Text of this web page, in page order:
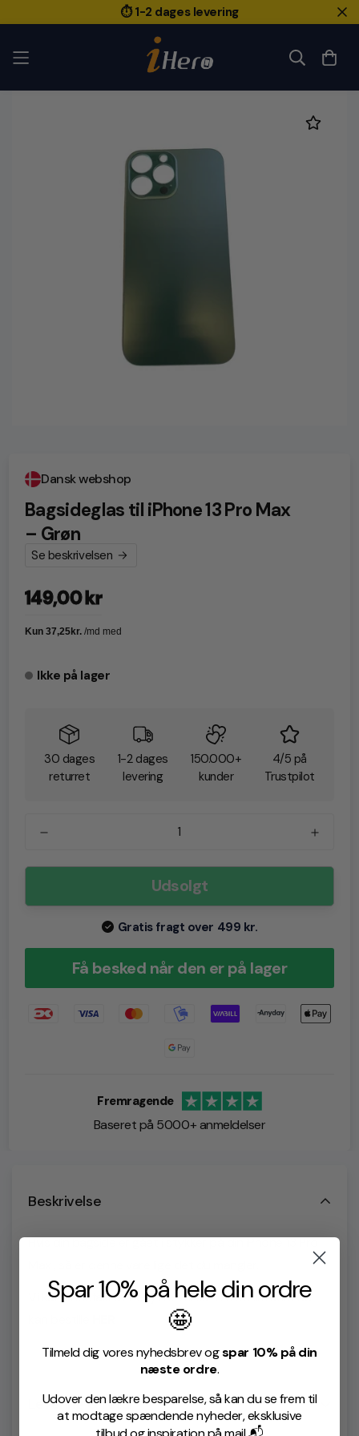
⏱️ 1-2 dages levering
Dansk webshop
Bagsideglas til iPhone 13 Pro Max
– Grøn
Se beskrivelsen
Normalpris
149,00 kr
Ikke på lager
30 dages
returret
1-2 dages
levering
150.000+
kunder
4/5 på
Trustpilot
Udsolgt
Gratis fragt over 499 kr.
Få besked når den er på lager
Fremragende
Baseret på 5000+ anmeldelser
Beskrivelse
Hvis din bagside er gået i stykker på din iPhone 13 Pro
Vi kan anbefale at benytte vores B7000 lim som du
Levering & retur
Spar 10% på hele din ordre
🤩
Tilmeld dig vores nyhedsbrev ogspar 10% på din
næste ordre.
Udover den lækre besparelse, så kan du se frem til
at modtage spændende nyheder, eksklusive